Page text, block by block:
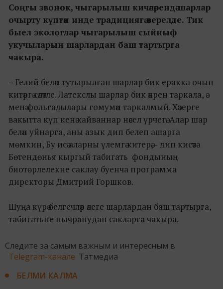
Соңгы звонок, чыгарылыш кичәләрендә шарлар
очырту күптән инде традициягә әверелде. Тик
быел экологлар чыгарылыш сыйныф
укучыларын шарлардан баш тартырга
чакыра.
– Гелий белән тутырылган шарлар бик еракка очып
китәргә сәләтле. Латекслы шарлар бик әкрен таркала, ә
менә фольгалылары гомумән таркалмый. Хәзерге
вакытта күп кенә хайваннар нәсел үрчетә. Алар шар
белән уйнарга, аны азык дип белеп ашарга
мөмкин, Бу исә аларны үлемгә китерә, - дип кисәтә
Бөтендөнья кыргый табигать фондының
биотөрлелекне саклау буенча программа
директоры Дмитрий Горшков.
Шуңа күрә белгечләр әлеге шарлардан баш тартырга,
табигатьне пычранудан сакларга чакыра.
Следите за самым важным и интересным в
Telegram-канале Татмедиа
БЕЛМИ КАЛМА